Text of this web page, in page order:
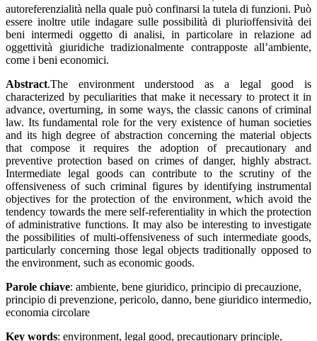
autoreferenzialità nella quale può confinarsi la tutela di funzioni. Può
essere inoltre utile indagare sulle possibilità di plurioffensività dei
beni intermedi oggetto di analisi, in particolare in relazione ad
oggettività giuridiche tradizionalmente contrapposte all’ambiente,
come i beni economici.
Abstract.The environment understood as a legal good is
characterized by peculiarities that make it necessary to protect it in
advance, overturning, in some ways, the classic canons of criminal
law. Its fundamental role for the very existence of human societies
and its high degree of abstraction concerning the material objects
that compose it requires the adoption of precautionary and
preventive protection based on crimes of danger, highly abstract.
Intermediate legal goods can contribute to the scrutiny of the
offensiveness of such criminal figures by identifying instrumental
objectives for the protection of the environment, which avoid the
tendency towards the mere self-referentiality in which the protection
of administrative functions. It may also be interesting to investigate
the possibilities of multi-offensiveness of such intermediate goods,
particularly concerning those legal objects traditionally opposed to
the environment, such as economic goods.
Parole chiave: ambiente, bene giuridico, principio di precauzione,
principio di prevenzione, pericolo, danno, bene giuridico intermedio,
economia circolare
Key words: environment, legal good, precautionary principle,